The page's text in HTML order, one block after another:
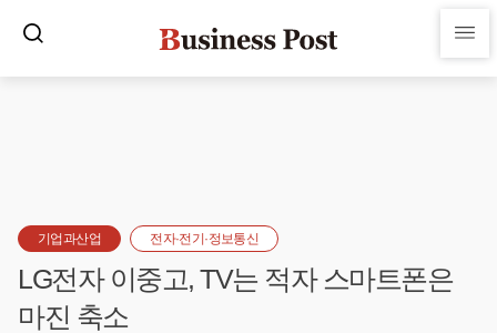
기업과산업 전자·전기·정보통신
LG전자 이중고, TV는 적자 스마트폰은
마진 축소